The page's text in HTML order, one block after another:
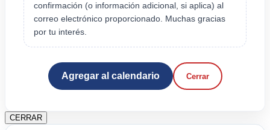
confirmación (o información adicional, si aplica) al
correo electrónico proporcionado. Muchas gracias
por tu interés.
Agregar al calendario Cerrar
CERRAR